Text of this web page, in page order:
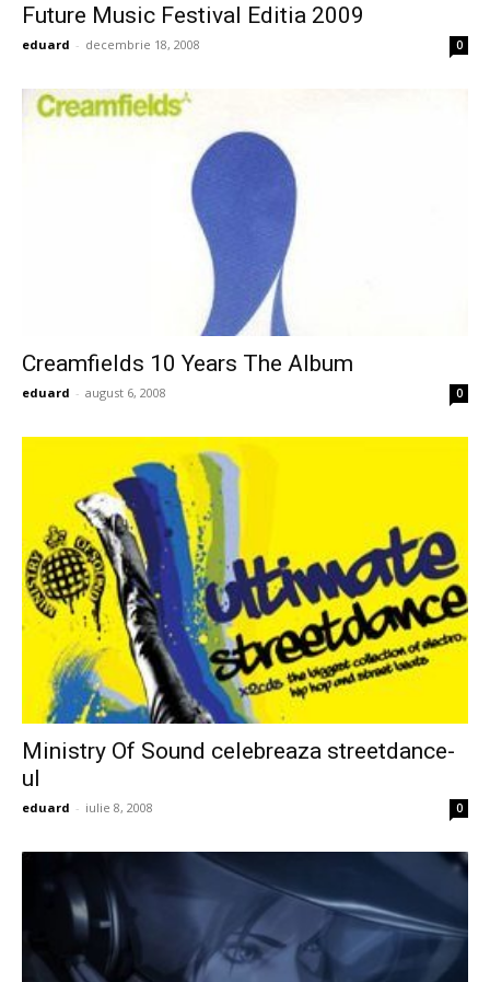
Future Music Festival Editia 2009
eduard - decembrie 18, 2008 0
Creamfields 10 Years The Album
eduard - august 6, 2008 0
Ministry Of Sound celebreaza streetdance-
ul
eduard - iulie 8, 2008 0